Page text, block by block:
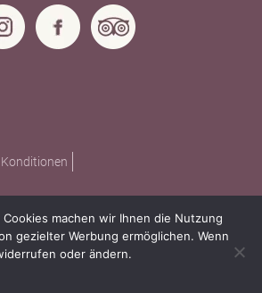
Konditionen
machen wir Ihnen die Nutzung
gezielter Werbung ermöglichen. Wenn
oder ändern.